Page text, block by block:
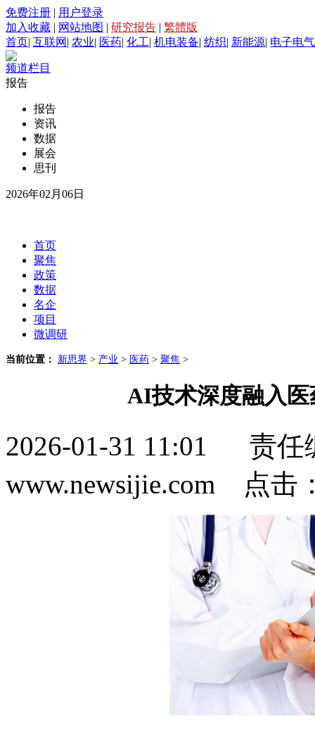
免费注册 | 用户登录
加入收藏 | 网站地图 | 研究报告 | 繁體版
首页| 互联网 | 农业| 医药| 化工| 机电装备| 纺织| 新能源| 电子电气
频道栏目
报告
报告
资讯
数据
展会
思刊
2026年02月06日
首页
聚焦
政策
数据
名企
项目
微调研
当前位置： 新思界 > 产业 > 医药 > 聚焦 >
AI技术深度融入
2026-01-31 11:01 责
www.newsijie.com 点击